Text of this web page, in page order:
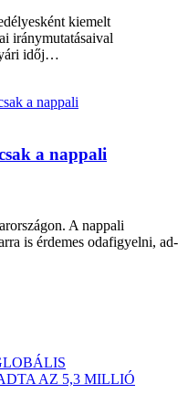
kiemelt
iránymutatásaival
időj…
a nappali
A nappali
is érdemes odafigyelni, ad-